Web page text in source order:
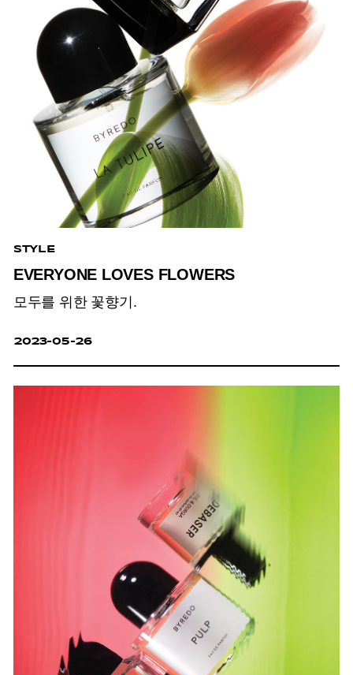
STYLE
EVERYONE LOVES FLOWERS
모두를 위한 꽃향기.
2023-05-26